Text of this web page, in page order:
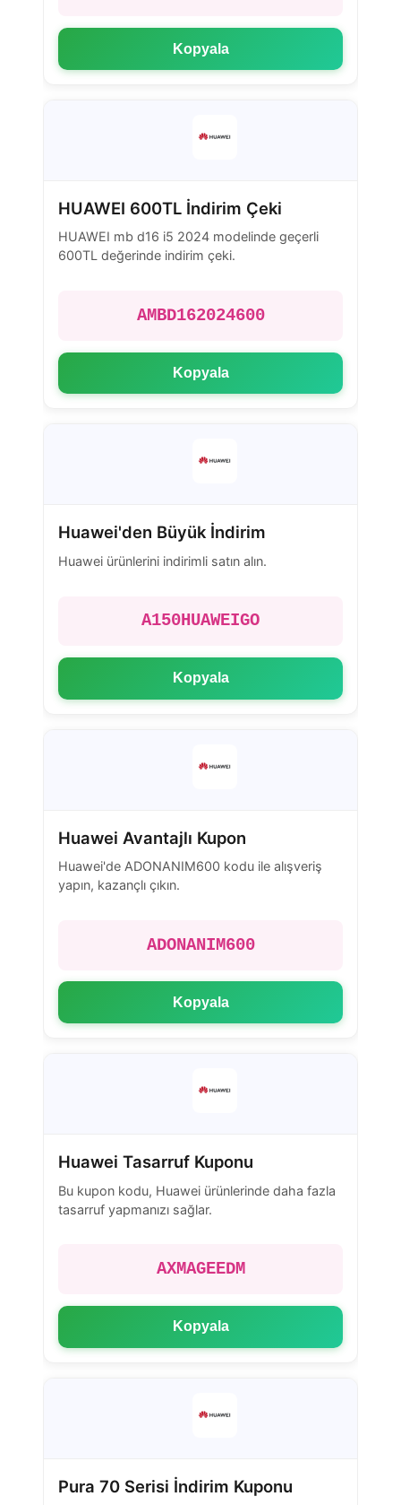
Kopyala
HUAWEI 600TL İndirim Çeki
HUAWEI mb d16 i5 2024 modelinde geçerli
600TL değerinde indirim çeki.
AMBD162024600
Kopyala
Huawei'den Büyük İndirim
Huawei ürünlerini indirimli satın alın.
A150HUAWEIGO
Kopyala
Huawei Avantajlı Kupon
Huawei'de ADONANIM600 kodu ile alışveriş
yapın, kazançlı çıkın.
ADONANIM600
Kopyala
Huawei Tasarruf Kuponu
Bu kupon kodu, Huawei ürünlerinde daha fazla
tasarruf yapmanızı sağlar.
AXMAGEEDM
Kopyala
Pura 70 Serisi İndirim Kuponu